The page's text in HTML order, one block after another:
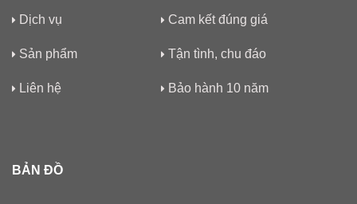
Dịch vụ
Sản phẩm
Liên hệ
Cam kết đúng giá
Tận tình, chu đáo
Bảo hành 10 năm
BẢN ĐỒ